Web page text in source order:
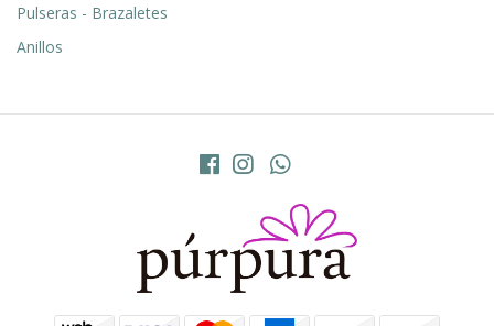
Pulseras - Brazaletes
Anillos